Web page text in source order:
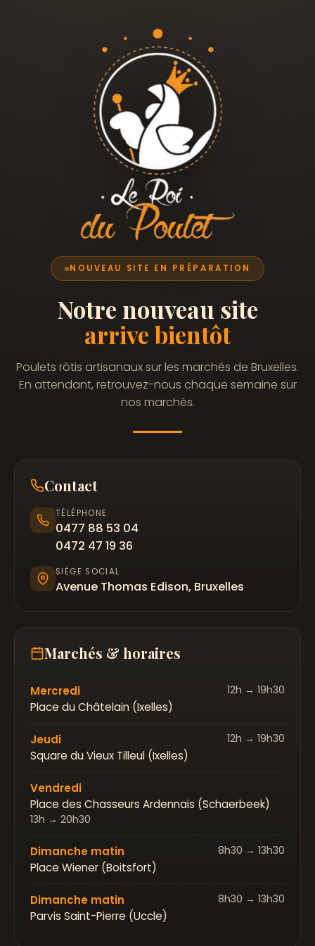
NOUVEAU SITE EN PRÉPARATION
Notre nouveau site
arrive bientôt
Poulets rôtis artisanaux sur les marchés de Bruxelles.
En attendant, retrouvez-nous chaque semaine sur
nos marchés.
Contact
TÉLÉPHONE
0477 88 53 04
0472 47 19 36
SIÈGE SOCIAL
Avenue Thomas Edison, Bruxelles
Marchés & horaires
Mercredi
Place du Châtelain (Ixelles)
12h → 19h30
Jeudi
Square du Vieux Tilleul (Ixelles)
12h → 19h30
Vendredi
Place des Chasseurs Ardennais (Schaerbeek)
13h → 20h30
Dimanche matin
Place Wiener (Boitsfort)
8h30 → 13h30
Dimanche matin
Parvis Saint-Pierre (Uccle)
8h30 → 13h30